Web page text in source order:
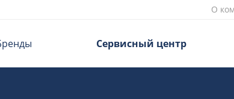
О
Сервисный центр